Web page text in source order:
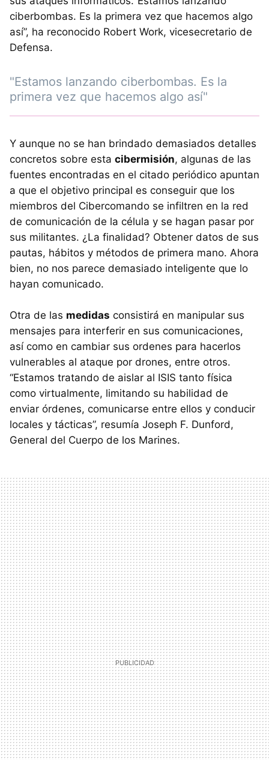
ciberbombas. Es la primera vez que hacemos algo
así”, ha reconocido Robert Work, vicesecretario de
Defensa.
"Estamos lanzando ciberbombas. Es la
primera vez que hacemos algo así"
Y aunque no se han brindado demasiados detalles
concretos sobre esta cibermisión, algunas de las
fuentes encontradas en el citado periódico apuntan
a que el objetivo principal es conseguir que los
miembros del Cibercomando se infiltren en la red
de comunicación de la célula y se hagan pasar por
sus militantes. ¿La finalidad? Obtener datos de sus
pautas, hábitos y métodos de primera mano. Ahora
bien, no nos parece demasiado inteligente que lo
hayan comunicado.
Otra de las medidas consistirá en manipular sus
mensajes para interferir en sus comunicaciones,
así como en cambiar sus ordenes para hacerlos
vulnerables al ataque por drones, entre otros.
“Estamos tratando de aislar al ISIS tanto física
como virtualmente, limitando su habilidad de
enviar órdenes, comunicarse entre ellos y conducir
locales y tácticas”, resumía Joseph F. Dunford,
General del Cuerpo de los Marines.